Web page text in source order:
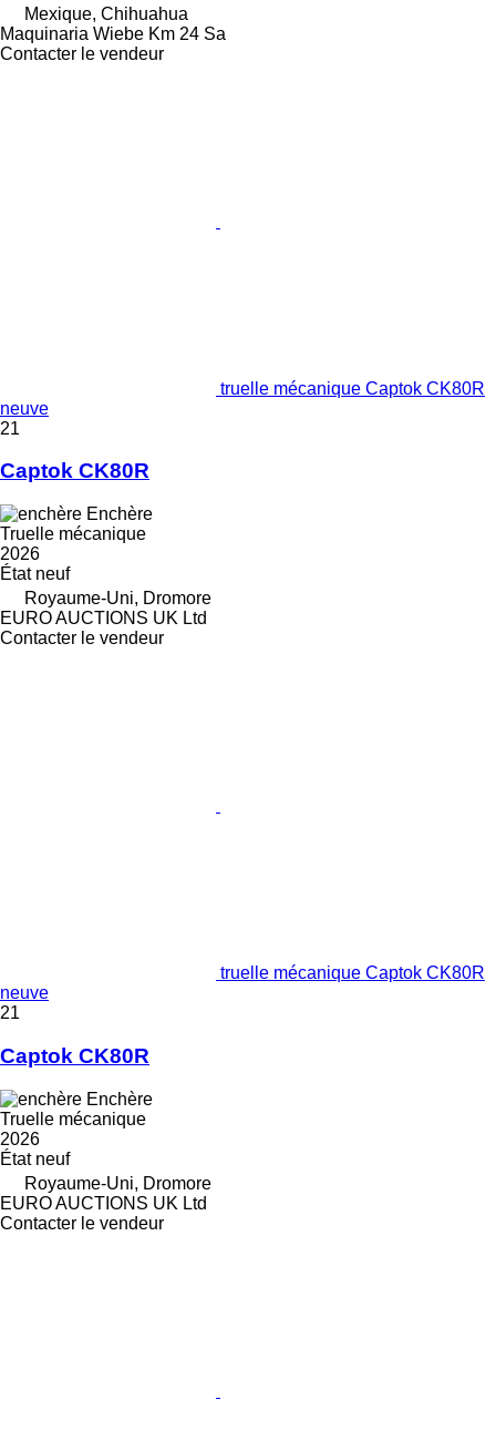
Mexique, Chihuahua
Maquinaria Wiebe Km 24 Sa
Contacter le vendeur
truelle mécanique Captok CK80R
neuve
21
Captok CK80R
Enchère
Truelle mécanique
2026
Étatneuf
Royaume-Uni, Dromore
EURO AUCTIONS UK Ltd
Contacter le vendeur
truelle mécanique Captok CK80R
neuve
21
Captok CK80R
Enchère
Truelle mécanique
2026
Étatneuf
Royaume-Uni, Dromore
EURO AUCTIONS UK Ltd
Contacter le vendeur